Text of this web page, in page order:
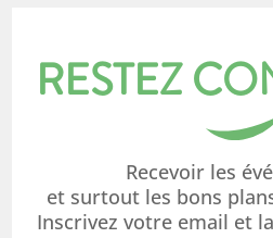
RESTEZ
Recevoir les
et surtout les bons
Inscrivez votre email et